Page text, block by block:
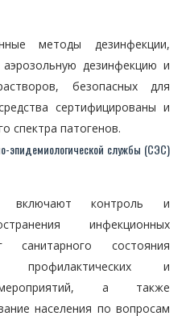
методы дезинфекции,
дезинфекцию и
безопасных для
сертифицированы и
спектра патогенов.
эпидемиологической службы (СЭС)
включают контроль и
инфекционных
санитарного состояния
профилактических и
мероприятий, а также
населения по вопросам